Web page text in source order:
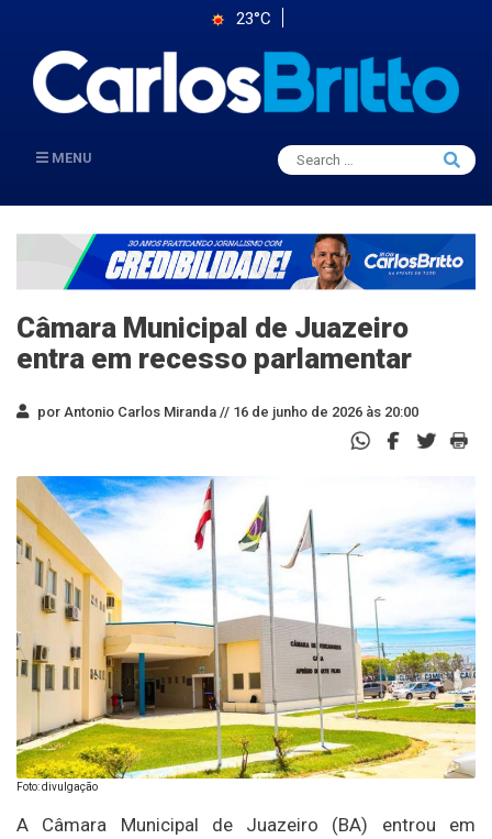
23°C
MENU
Search
for:
Search
Câmara Municipal de Juazeiro
entra em recesso parlamentar
por Antonio Carlos Miranda // 16 de junho de 2026 às 20:00
Foto: divulgação
A Câmara Municipal de Juazeiro (BA) entrou em